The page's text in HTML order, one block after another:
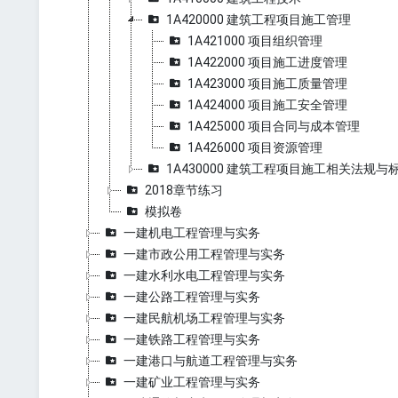
1A420000 建筑工程项目施工管理
1A421000 项目组织管理
1A422000 项目施工进度管理
1A423000 项目施工质量管理
1A424000 项目施工安全管理
1A425000 项目合同与成本管理
1A426000 项目资源管理
1A430000 建筑工程项目施工相关法规与标
2018章节练习
模拟卷
一建机电工程管理与实务
一建市政公用工程管理与实务
一建水利水电工程管理与实务
一建公路工程管理与实务
一建民航机场工程管理与实务
一建铁路工程管理与实务
一建港口与航道工程管理与实务
一建矿业工程管理与实务